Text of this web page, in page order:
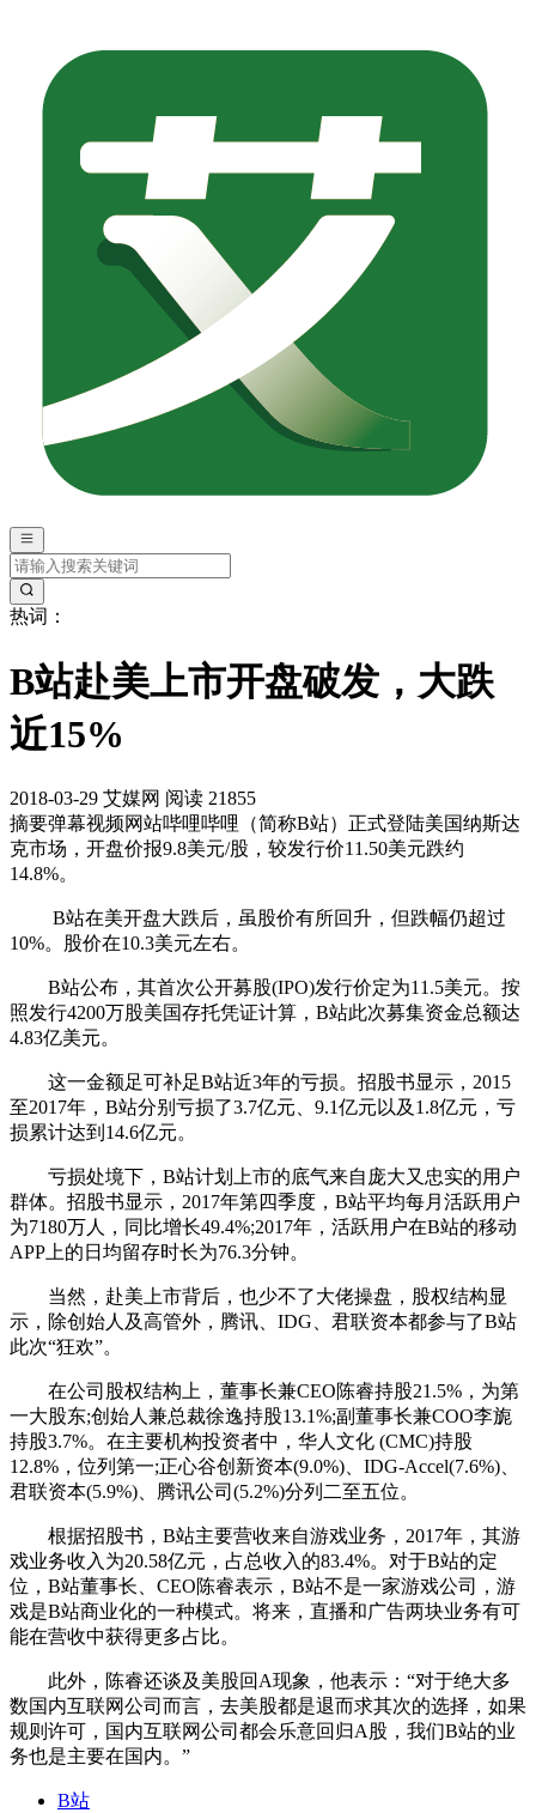
热词：
B站赴美上市开盘破发，大跌
近15%
2018-03-29 艾媒网 阅读 21855
摘要弹幕视频网站哔哩哔哩（简称B站）正式登陆美国纳斯达
克市场，开盘价报9.8美元/股，较发行价11.50美元跌约
14.8%。
B站在美开盘大跌后，虽股价有所回升，但跌幅仍超过
10%。股价在10.3美元左右。
B站公布，其首次公开募股(IPO)发行价定为11.5美元。按
照发行4200万股美国存托凭证计算，B站此次募集资金总额达
4.83亿美元。
这一金额足可补足B站近3年的亏损。招股书显示，2015
至2017年，B站分别亏损了3.7亿元、9.1亿元以及1.8亿元，亏
损累计达到14.6亿元。
亏损处境下，B站计划上市的底气来自庞大又忠实的用户
群体。招股书显示，2017年第四季度，B站平均每月活跃用户
为7180万人，同比增长49.4%;2017年，活跃用户在B站的移动
APP上的日均留存时长为76.3分钟。
当然，赴美上市背后，也少不了大佬操盘，股权结构显
示，除创始人及高管外，腾讯、IDG、君联资本都参与了B站
此次“狂欢”。
在公司股权结构上，董事长兼CEO陈睿持股21.5%，为第
一大股东;创始人兼总裁徐逸持股13.1%;副董事长兼COO李旎
持股3.7%。在主要机构投资者中，华人文化 (CMC)持股
12.8%，位列第一;正心谷创新资本(9.0%)、IDG-Accel(7.6%)、
君联资本(5.9%)、腾讯公司(5.2%)分列二至五位。
根据招股书，B站主要营收来自游戏业务，2017年，其游
戏业务收入为20.58亿元，占总收入的83.4%。对于B站的定
位，B站董事长、CEO陈睿表示，B站不是一家游戏公司，游
戏是B站商业化的一种模式。将来，直播和广告两块业务有可
能在营收中获得更多占比。
此外，陈睿还谈及美股回A现象，他表示：“对于绝大多
数国内互联网公司而言，去美股都是退而求其次的选择，如果
规则许可，国内互联网公司都会乐意回归A股，我们B站的业
务也是主要在国内。”
B站